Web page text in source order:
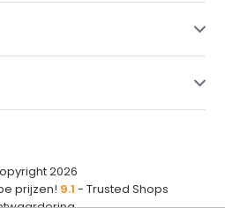
2026
prijzen! 9.1 - Trusted Shops